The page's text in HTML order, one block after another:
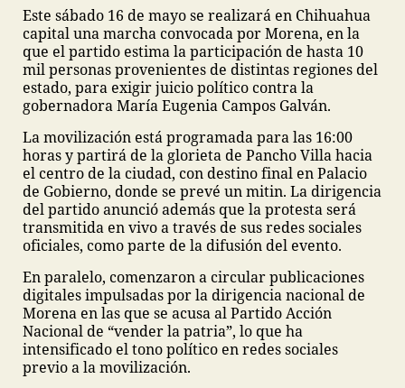
Este sábado 16 de mayo se realizará en Chihuahua
capital una marcha convocada por Morena, en la
que el partido estima la participación de hasta 10
mil personas provenientes de distintas regiones del
estado, para exigir juicio político contra la
gobernadora María Eugenia Campos Galván.
La movilización está programada para las 16:00
horas y partirá de la glorieta de Pancho Villa hacia
el centro de la ciudad, con destino final en Palacio
de Gobierno, donde se prevé un mitin. La dirigencia
del partido anunció además que la protesta será
transmitida en vivo a través de sus redes sociales
oficiales, como parte de la difusión del evento.
En paralelo, comenzaron a circular publicaciones
digitales impulsadas por la dirigencia nacional de
Morena en las que se acusa al Partido Acción
Nacional de “vender la patria”, lo que ha
intensificado el tono político en redes sociales
previo a la movilización.